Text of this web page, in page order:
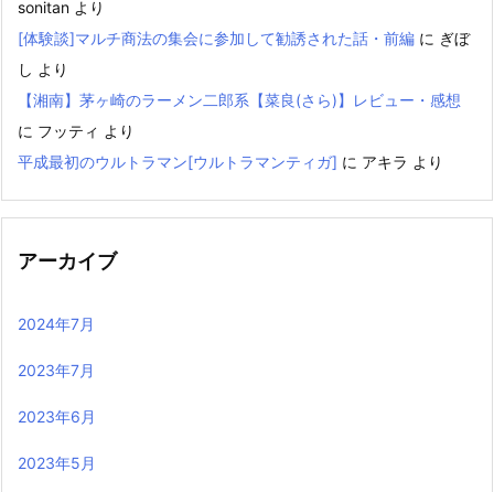
sonitan より
[体験談]マルチ商法の集会に参加して勧誘された話・前編 に ぎぼ
し より
【湘南】茅ヶ崎のラーメン二郎系【菜良(さら)】レビュー・感想
に フッティ より
平成最初のウルトラマン[ウルトラマンティガ] に アキラ より
アーカイブ
2024年7月
2023年7月
2023年6月
2023年5月